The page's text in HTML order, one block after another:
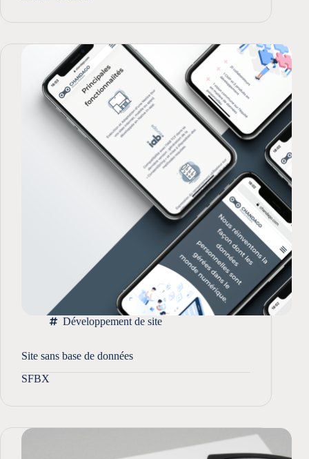
Développement de site
Site sans base de données
SFBX